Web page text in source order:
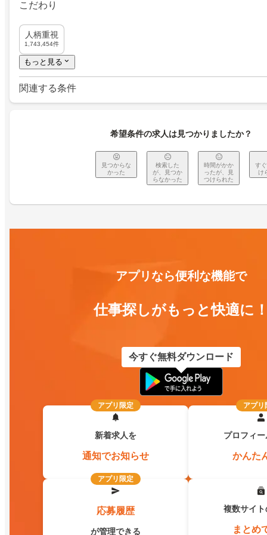
こだわり
人柄重視
1,743,454件
もっと見る
関連する条件
希望条件の求人は見つかりましたか？
見つからな
かった
検索した
が、見つか
らなかった
時間がかか
ったが、見
つけられた
す
け
アプリなら便利な機能で
仕事探しがもっと快適に
今すぐ無料ダウンロード
アプリ限定
新着求人を
通知でお知らせ
アプリ
プロフィ
かんた
アプリ限定
応募履歴
が管理できる
複数サイ
まとめ